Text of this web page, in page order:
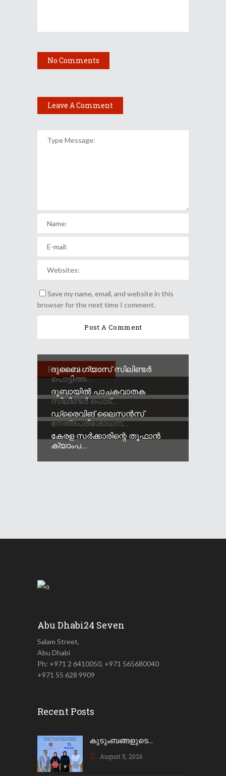
No Comments
Leave A Comment
Save my name, email, and website in this
browser for the next time I comment.
Related Articles
ദുബൈ ഗ്യാസ് സിലിണ്ടർ
പൊട്ടിത്ത...
ദുബായിൽ പാചകവാതക
സിലിണ്ടർ പൊട്...
ഡ്രൈവിങ് ലൈസൻസ്
നേത്രപരിശോധന;...
കേരള സർക്കാരിന്റെ തൂഫാൻ
ക്യാംപ...
Abu Dhabi24 Seven
Salam Street,
Abu Dhabi
Ph: +971 2 6410050, +971 565680040
+971 55 628 9909
Recent Posts
കുടുംബങ്ങളുടെ...
August 5, 2026